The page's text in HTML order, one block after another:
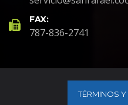
FAX:
787-836-2741
TÉRMINOS